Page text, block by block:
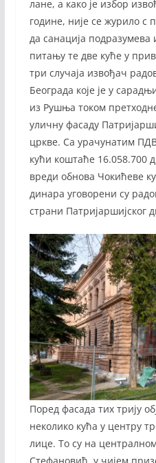
лане, а како је избор
године, није се журило с
да санација подразумева
питању те две куће у
три случаја извођач
Београда које је у
из Рушња током
уличну фасаду
цркве. Са урачунатим
кући коштаће 16.058.700
вреди обнова Чокићеве
динара уговорени су
страни Патријаршијског
Поред фасада тих трију
неколико кућа у центру
лице. То су на
Стефановић, у чијем